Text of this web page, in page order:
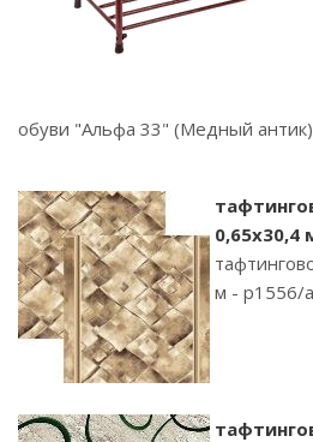
обуви "Альфа 33" (Медный
0,65х30,4
м - p1556/